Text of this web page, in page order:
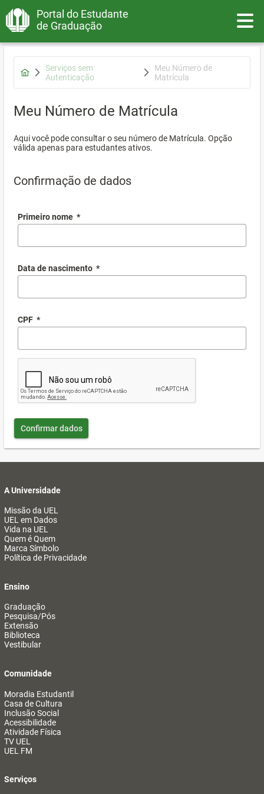
Portal do Estudante
de Graduação
Serviços sem
Autenticação
Meu Número de
Matrícula
Meu Número de Matrícula
Aqui você pode consultar o seu número de Matrícula. Opção
válida apenas para estudantes ativos.
Confirmação de dados
Primeiro nome *
Data de nascimento *
CPF *
Confirmar dados
A Universidade
Missão da UEL
UEL em Dados
Vida na UEL
Quem é Quem
Marca Símbolo
Política de Privacidade
Ensino
Graduação
Pesquisa/Pós
Extensão
Biblioteca
Vestibular
Comunidade
Moradia Estudantil
Casa de Cultura
Inclusão Social
Acessibilidade
Atividade Física
TV UEL
UEL FM
Serviços